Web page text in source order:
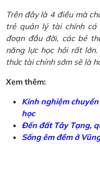
Trên đây là 4 điều mà
trẻ quản lý tài chính cá
đoạn đầu đời, các bé
năng lực học hỏi rất
thức tài chính sớm sẽ là
Xem thêm:
Kinh nghiệm
học
Đến đất Tây Tạng,
Sống êm đềm ở